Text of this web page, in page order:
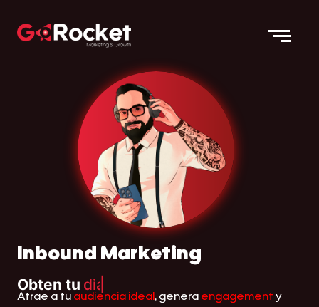
Inbound Marketing
Obten tu diagnóstico gratuito
Atrae a tu audiencia ideal, genera engagement y